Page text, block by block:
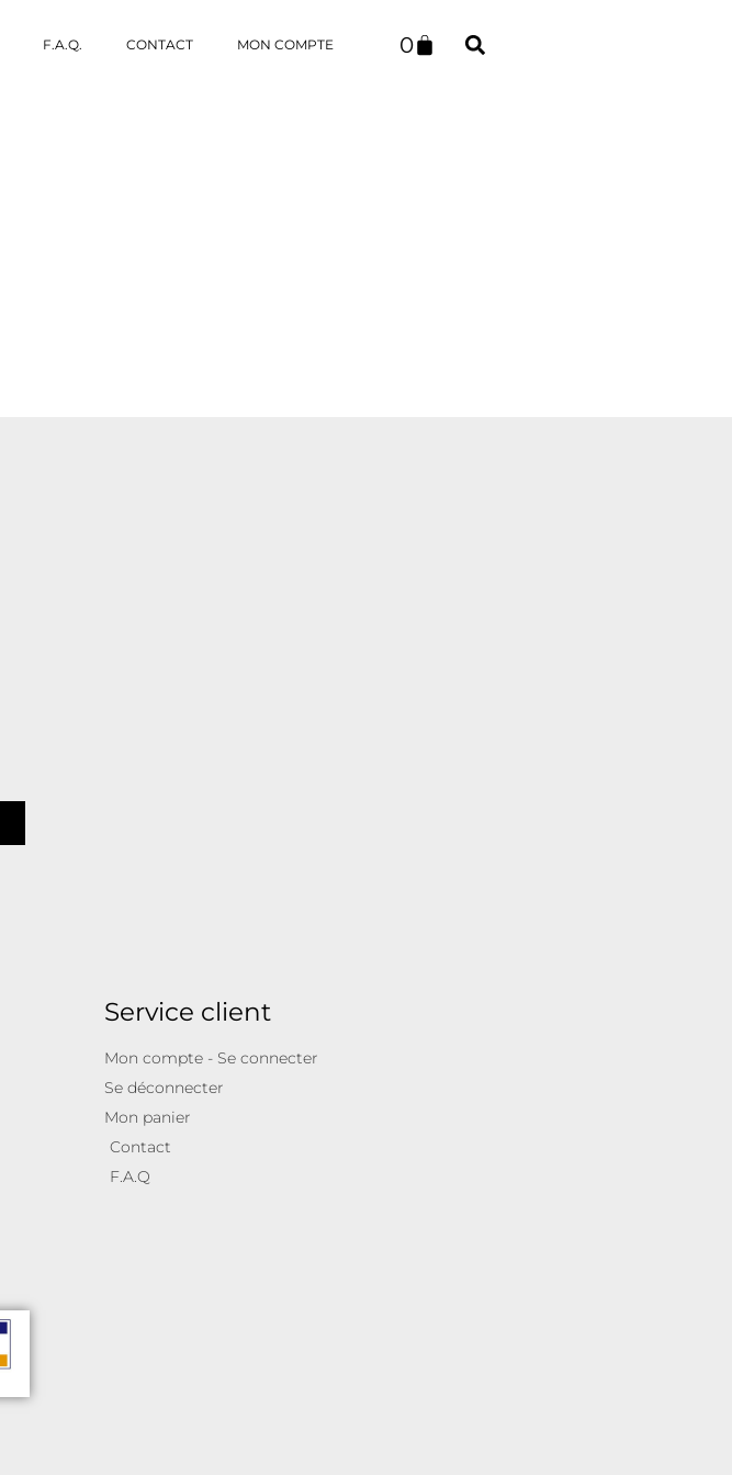
F.A.Q. CONTACT MON COMPTE 0
Service client
Mon compte - Se connecter
Se déconnecter
Mon panier
Contact
F.A.Q